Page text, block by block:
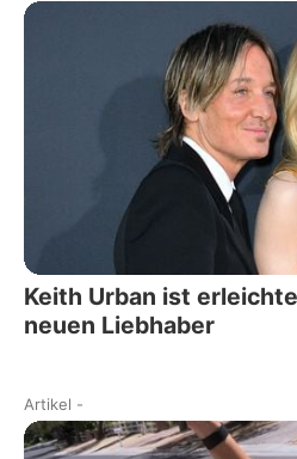
Keith Urban ist
neuen Liebhaber
Artikel -